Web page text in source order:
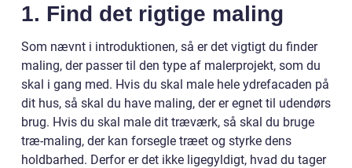
1. Find det rigtige maling
Som nævnt i introduktionen, så er det vigtigt du finder
maling, der passer til den type af malerprojekt, som du
skal i gang med. Hvis du skal male hele ydrefacaden på
dit hus, så skal du have maling, der er egnet til udendørs
brug. Hvis du skal male dit træværk, så skal du bruge
træ-maling, der kan forsegle træet og styrke dens
holdbarhed. Derfor er det ikke ligegyldigt, hvad du tager